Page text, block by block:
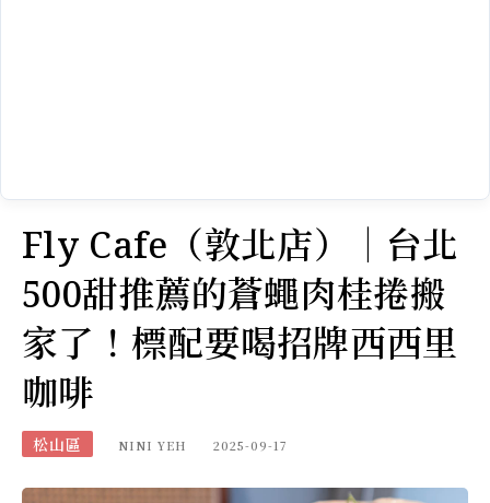
Fly Cafe（敦北店）｜台北
500甜推薦的蒼蠅肉桂捲搬
家了！標配要喝招牌西西里
咖啡
松山區 NINI YEH 2025-09-17